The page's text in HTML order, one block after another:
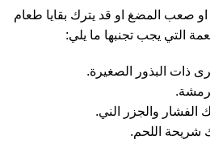
صعب المضغ او قد يترك بقايا طعام
التي يجب تجنبها ما يلي:
ذات البذور الصغيرة.
الفشار والجزر الني.
شريحة اللحم.